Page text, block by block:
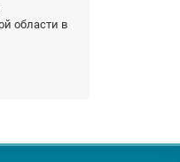
области в